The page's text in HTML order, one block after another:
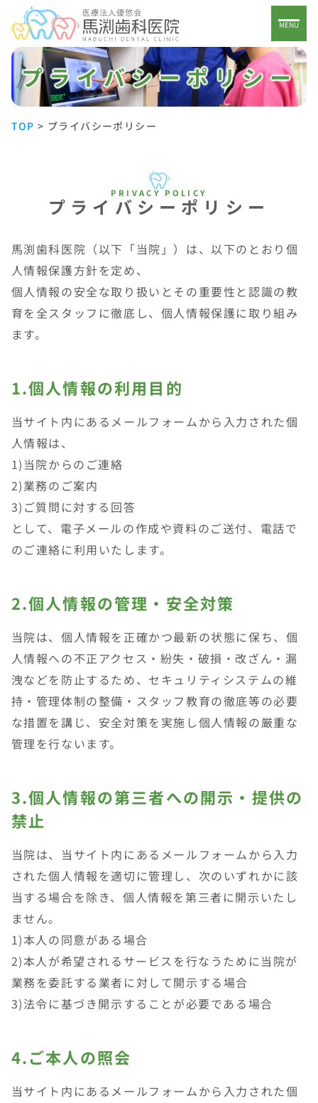
プライバシーポリシー
TOP > プライバシーポリシー
プライバシーポリシー
馬渕歯科医院（以下「当院」）は、以下のとおり個
人情報保護方針を定め、
個人情報の安全な取り扱いとその重要性と認識の教
育を全スタッフに徹底し、個人情報保護に取り組み
ます。
1.個人情報の利用目的
当サイト内にあるメールフォームから入力された個
人情報は、
1)当院からのご連絡
2)業務のご案内
3)ご質問に対する回答
として、電子メールの作成や資料のご送付、電話で
のご連絡に利用いたします。
2.個人情報の管理・安全対策
当院は、個人情報を正確かつ最新の状態に保ち、個
人情報への不正アクセス・紛失・破損・改ざん・漏
洩などを防止するため、セキュリティシステムの維
持・管理体制の整備・スタッフ教育の徹底等の必要
な措置を講じ、安全対策を実施し個人情報の厳重な
管理を行ないます。
3.個人情報の第三者への開示・提供の
禁止
当院は、当サイト内にあるメールフォームから入力
された個人情報を適切に管理し、次のいずれかに該
当する場合を除き、個人情報を第三者に開示いたし
ません。
1)本人の同意がある場合
2)本人が希望されるサービスを行なうために当院が
業務を委託する業者に対して開示する場合
3)法令に基づき開示することが必要である場合
4.ご本人の照会
当サイト内にあるメールフォームから入力された個